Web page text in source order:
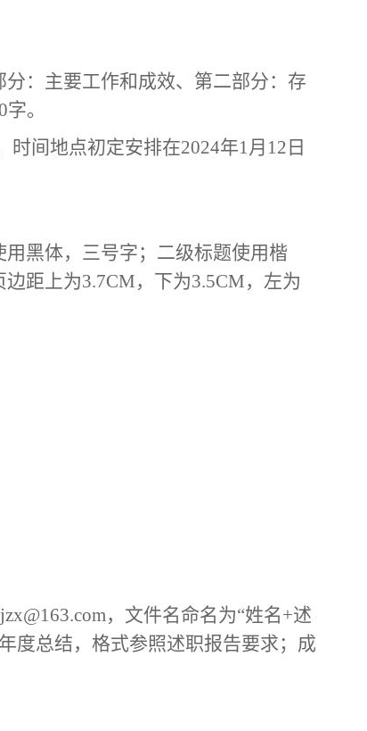
：主要工作和成效、第二部分：存
。
时间地点初定安排在2024年1月12日
黑体，三号字；二级标题使用楷
边距上为3.7CM，下为3.5CM，左为
，文件名命名为“姓名+述
度总结， 格式参照述职报告要求； 成